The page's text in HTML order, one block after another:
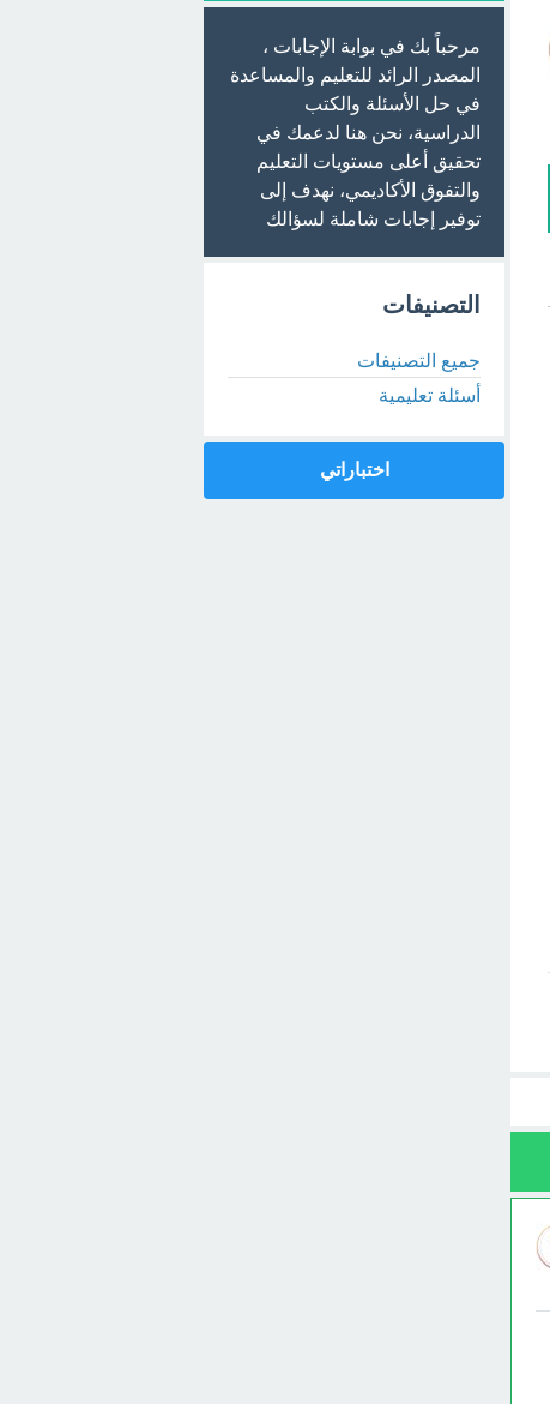
مرحباً بك في بوابة الإجابات ،
المصدر الرائد للتعليم والمساعدة
في حل الأسئلة والكتب
الدراسية، نحن هنا لدعمك في
تحقيق أعلى مستويات التعليم
والتفوق الأكاديمي، نهدف إلى
توفير إجابات شاملة لسؤالك
التصنيفات
جميع التصنيفات
أسئلة تعليمية
اختباراتي